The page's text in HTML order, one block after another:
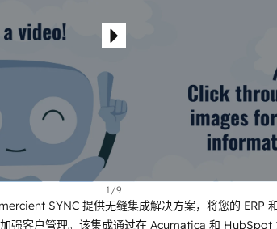
1/9
SYNC 提供无缝集成解决方案，将您的 ERP
强客户管理。该集成通过在 Acumatica 和 HubSpot